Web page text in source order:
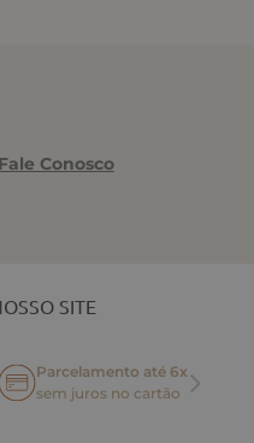
Fale Conosco
SITE
Parcelamento até 6x
sem juros no cartão